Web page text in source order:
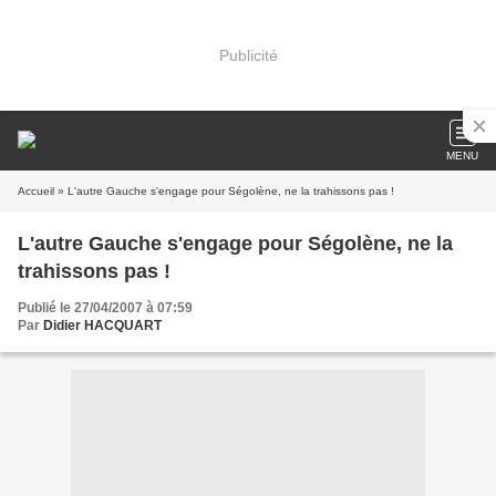
Publicité
MENU
Accueil » L'autre Gauche s'engage pour Ségolène, ne la trahissons pas !
L'autre Gauche s'engage pour Ségolène, ne la
trahissons pas !
Publié le 27/04/2007 à 07:59
Par Didier HACQUART